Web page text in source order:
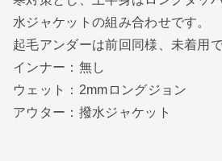
水ジャケットの組み合わせです。
起毛アンダーは前回同様、未着用で
インナー：無し
ウェット：2mmロングジョン
アウター：撥水ジャケット